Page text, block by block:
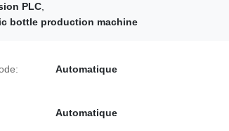
PLC
bottle production machine
Automatique
Automatique